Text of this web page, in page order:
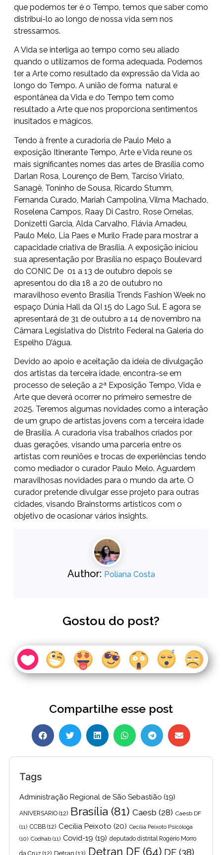
que podemos ter é o Tempo, temos que saber como
distribuí-lo ao longo de nossa vida sem nos
stressarmos.
A Vida se interliga ao tempo como seu aliado
quando o utilizamos de forma adequada. Podemos
ter a Arte como resultado da expressão da Vida ao
longo do Tempo. A união de forma natural e
espontânea da Vida e do Tempo tem como
resultado a Arte que nos proporciona sentimentos
inusitados e mágicos.
Tendo à frente a curadoria de Paulo Melo a
exposição Itinerante Tempo, Arte e Vida reune os
mais significantes nomes das artes de Brasília como
Darlan Rosa, Lourenço de Bem, Tarcíso Viriato,
Sanagê, Toninho de Sousa, Ricardo Stumm,
Fernanda Curado, Mariah Campolina, Vilma Machado,
Roselena Campos, Raay Di Castro, Rose Ornelas,
Donizetti Garcia, Alda Carvalho, Flávia Amadeu,
Paulo Melo, Lia Paes e Murilo Frade para mostrar a
capacidade criativa de Brasília. A exposição iniciou
sua apresentação por Brasília no espaço Boulevard
do CONIC De 01 a 13 de outubro depois se
apresentou do dia 18 a 20 de outubro no
maravilhoso evento Brasília Trends Fashion Week no
espaço Dúnia Hall da QI 15 do Lago Sul. E agora se
apresentará de 31 de outubro a 14 de novembro na
Câmara Legislativa do Distrito Federal na Galeria do
Espelho D’água.
Devido ao apoio e aceitação da ideia de divulgação
dos artistas da terceira idade, encontra-se em
processo de seleção a 2ª Exposição Tempo, Vida e
Arte que deverá ocorrer no primeiro semestre de
2025. Teremos algumas novidades como a interação
de um grupo de artistas jovens com a terceira idade
de Brasília. A curadoria visa trabalhos criados por
duas gerações, visando uma parceria entre os
artistas com reuniões e trocas de experiências tendo
como mediador o curador Paulo Melo. Aguardem
maravilhosas novidades para o mundo da arte. O
curador pretende divulgar esse projeto para outras
cidades, visando Brainstorms artísticos com o
objetivo de ocasionar vários insights.
Author: Poliana Costa
Gostou do post?
Compartilhe esse post
Tags
Administração Regional de São Sebastião (19)
ANIVERSARIO (12) Brasília (81) Caesb (28) Caesb DF
(11) CCBB (12) Cecilia Peixoto (20) Cecília Peixoto Psicóloga
(10) Codhab (11) Covid-19 (19) deputado distrital Rogério Morro
Detran (13) Detran DF(64) DF (38)